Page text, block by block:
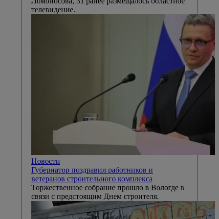
телевидение.
Новости
Губернатор поздравил работников и
ветеранов строительного комплекса
Торжественное собрание прошло в Вологде в
связи с предстоящим Днем строителя.